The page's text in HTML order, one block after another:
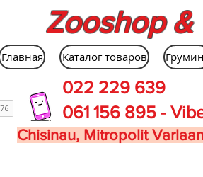
Zooshop &
Главная Каталог товаров
022 229 639
061 156 895 -
Chisinau, Mitropolit